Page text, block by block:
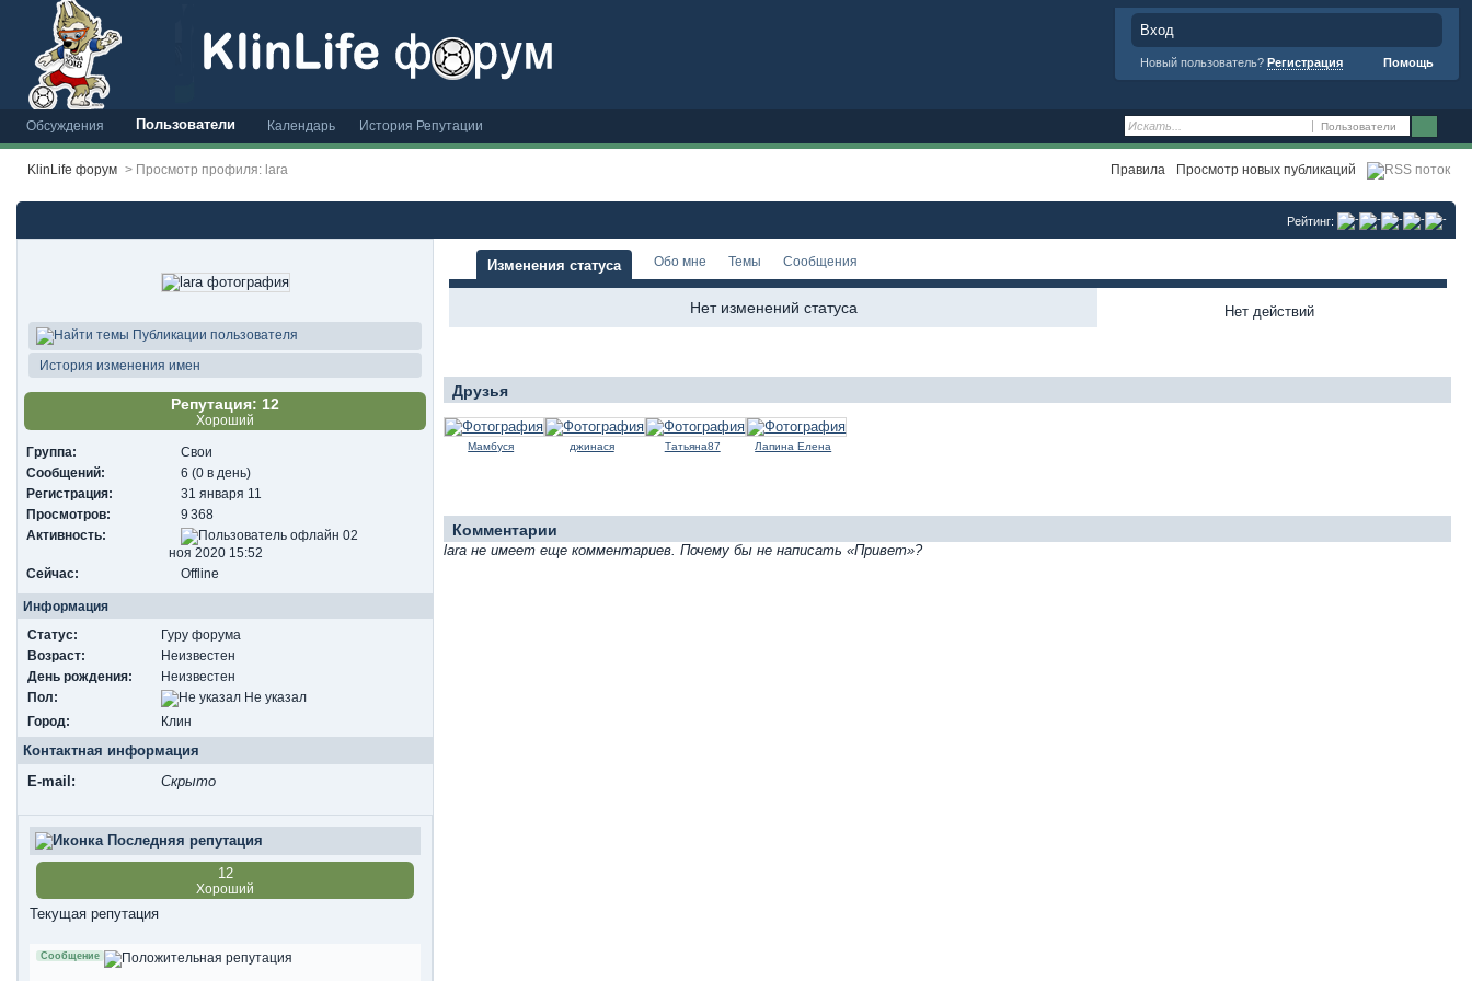
Вход
Новый пользователь? Регистрация Помощь
Пользователи
Обсуждения Пользователи Календарь История Репутации
KlinLife форум > Просмотр профиля: lara Правила Просмотр новых публикаций
Рейтинг:
Публикации пользователя
История изменения имен
Репутация: 12
Хороший
Группа:
Свои
Сообщений:
6 (0 в день)
Регистрация:
31 января 11
Просмотров:
9 368
Активность:
02
ноя 2020 15:52
Сейчас:
Offline
Информация
Статус:
Гуру форума
Возраст:
Неизвестен
День рождения:
Неизвестен
Пол:
Не указал
Город:
Клин
Контактная информация
E-mail:
Скрыто
Последняя репутация
12
Хороший
Текущая репутация
Сообщение
Изменения статуса Обо мне Темы Сообщения
Нет изменений статуса Нет действий
Друзья
Мамбуся джинася Татьяна87 Лапина Елена
Комментарии
lara не имеет еще комментариев. Почему бы не написать «Привет»?